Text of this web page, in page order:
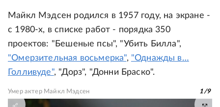
Майкл Мэдсен родился в 1957 году, на экране -
с 1980-х, в списке работ - порядка 350
проектов: "Бешеные псы", "Убить Билла",
"Омерзительная восьмерка", "Однажды в…
Голливуде", "Дорз", "Донни Браско".
Умер актер Майкл Мэдсен 1/9